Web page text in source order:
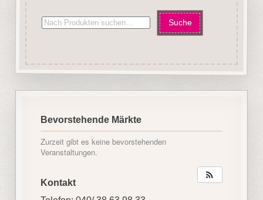
Bevorstehende Märkte
Zurzeit gibt es keine bevorstehenden
Veranstaltungen.
Kontakt